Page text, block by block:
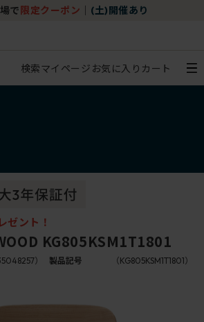
で 限定クーポン (土)開催あり
検索マイページ お気に入り カート
ゼント！
KG805KSM1T1801
） 製品記号 （KG805KSM1T1801）